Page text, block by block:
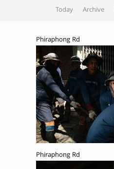
Today Archive
Phiraphong Rd
Phiraphong Rd